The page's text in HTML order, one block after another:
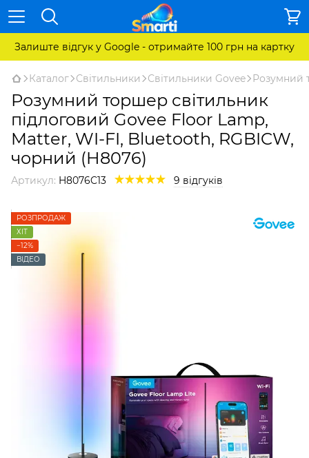
Залиште відгук у Google - отримайте 100 грн на картку
Каталог Світильники Світильники Govee Розумний
Розумний торшер світильник
підлоговий Govee Floor Lamp,
Matter, WI-FI, Bluetooth, RGBICW,
чорний (H8076)
Артикул: H8076C13 9 відгуків
РОЗПРОДАЖ
ХІТ
−12%
ВІДЕО